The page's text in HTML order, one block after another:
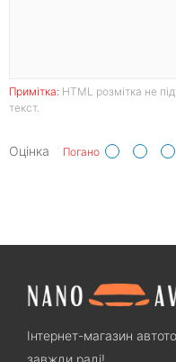
Примітка: HTML розмітка не
текст.
Оцінка Погано
Інтернет-магазин